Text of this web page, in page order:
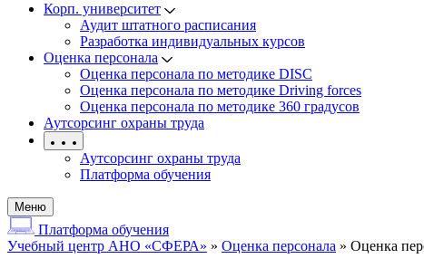
Корп. университет
Аудит штатного расписания
Разработка индивидуальных курсов
Оценка персонала
Оценка персонала по методике DISC
Оценка персонала по методике Driving forces
Оценка персонала по методике 360 градусов
Аутсорсинг охраны труда
Аутсорсинг охраны труда
Платформа обучения
Меню
Платформа обучения
Учебный центр АНО «СФЕРА» » Оценка персонала » Оценка